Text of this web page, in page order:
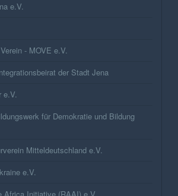
e.V.
- MOVE e.V.
der Stadt Jena
e.V.
für Demokratie und Bildung
Mitteldeutschland e.V.
e.V.